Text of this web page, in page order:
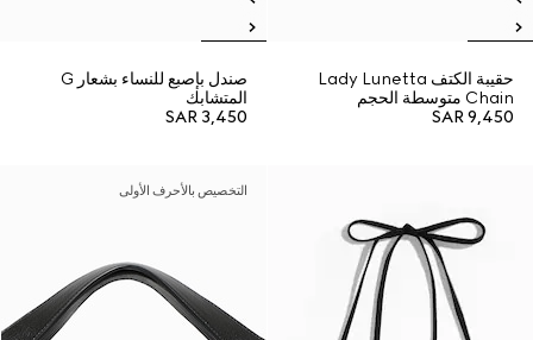
حقيبة الكتف Lady Lunetta
Chain متوسطة الحجم
SAR 9,450
صندل بإصبع للنساء بشعار G
المتشابك
SAR 3,450
التخصيص بالأحرف الأولى